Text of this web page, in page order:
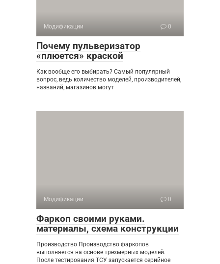
Модификации 0
Почему пульверизатор
«плюется» краской
Как вообще его выбирать? Самый популярный
вопрос, ведь количество моделей, производителей,
названий, магазинов могут
Модификации 0
Фаркоп своими руками.
материалы, схема конструкции
Производство Производство фаркопов
выполняется на основе трехмерных моделей.
После тестирования ТСУ запускается серийное